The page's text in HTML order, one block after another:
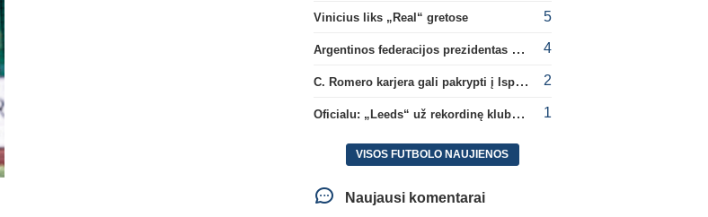
Vinicius liks „Real“ gretose 5
Argentinos federacijos prezidentas C. Tapia negailėjo pagyrų G. Infantino 4
C. Romero karjera gali pakrypti į Ispaniją 2
Oficialu: „Leeds“ už rekordinę klubui sumą įsigijo Anglijos rinktinės vartininką 1
VISOS FUTBOLO NAUJIENOS
Naujausi komentarai